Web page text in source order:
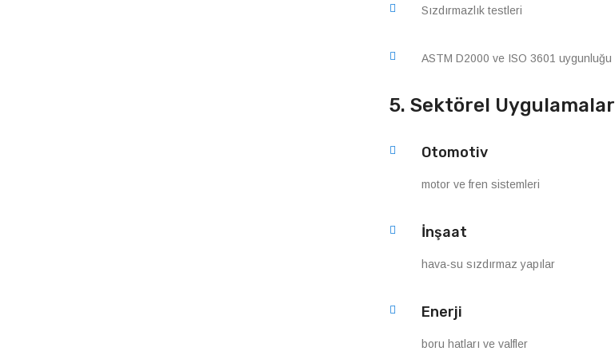
Sızdırmazlık testleri
ASTM D2000 ve ISO 3601 uygunluğu
5. Sektörel Uygulamalar
Otomotiv
motor ve fren sistemleri
İnşaat
hava-su sızdırmaz yapılar
Enerji
boru hatları ve valfler